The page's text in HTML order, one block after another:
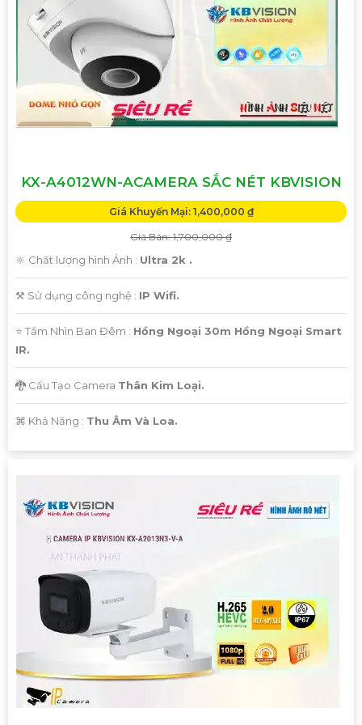
KX-A4012WN-ACAMERA SẮC NÉT KBVISION
Giá Khuyến Mại: 1,400,000 ₫
Giá Bán: 1,700,000 ₫
🔆 Chất lượng hình Ảnh : Ultra 2k .
⚒ Sử dụng công nghệ : IP Wifi.
⭐ Tầm Nhìn Ban Đêm : Hồng Ngoại 30m Hồng Ngoại Smart
IR.
🐉️ Cấu Tạo Camera Thân Kim Loại.
️⌘ Khả Năng : Thu Âm Và Loa.